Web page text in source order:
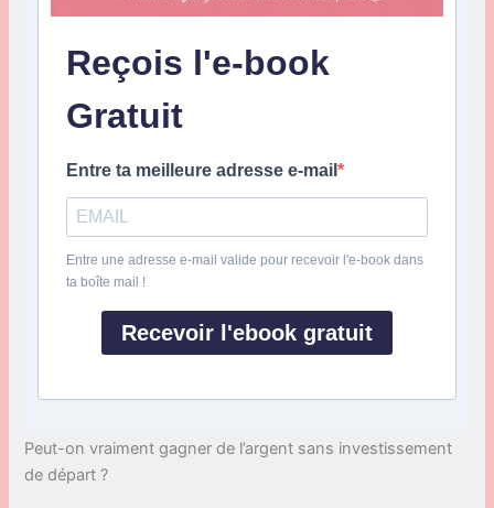
Reçois l'e-book
Gratuit
Entre ta meilleure adresse e-mail
Entre une adresse e-mail valide pour recevoir l'e-book dans
ta boîte mail !
Recevoir l'ebook gratuit
Peut-on vraiment gagner de l’argent sans investissement
de départ ?